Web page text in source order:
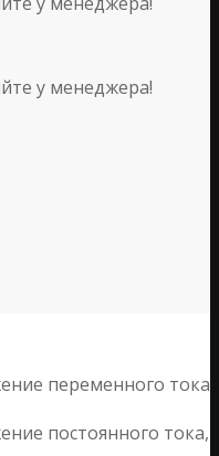
у менеджера!
переменного тока
постоянного тока,